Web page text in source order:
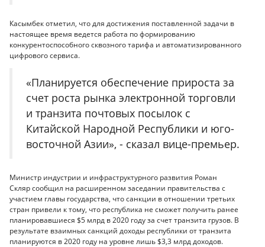
Касымбек отметил, что для достижения поставленной задачи в
настоящее время ведется работа по формированию
конкурентоспособного сквозного тарифа и автоматизированного
цифрового сервиса.
«Планируется обеспечение прироста за
счет роста рынка электронной торговли
и транзита почтовых посылок с
Китайской Народной Республики и юго-
восточной Азии», - сказал вице-премьер.
Министр индустрии и инфраструктурного развития Роман
Скляр сообщил на расширенном заседании правительства с
участием главы государства, что санкции в отношении третьих
стран привели к тому, что республика не сможет получить ранее
планировавшиеся $5 млрд в 2020 году за счет транзита грузов. В
результате взаимных санкций доходы республики от транзита
планируются в 2020 году на уровне лишь $3,3 млрд доходов.